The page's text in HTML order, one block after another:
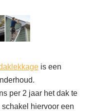
is een
per 2 jaar het dak te
hiervoor een